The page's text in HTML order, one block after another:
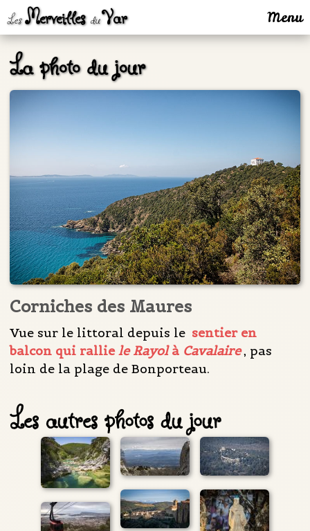
LesMerveillesduVar Menu
La photo du jour
Corniches des Maures
Vue sur le littoral depuis le sentier en
balcon qui rallie le Rayolà Cavalaire, pas
loin de la plage de Bonporteau.
Les autres photos du jour